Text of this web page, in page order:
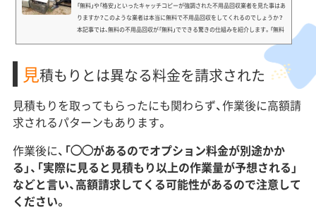
「無料」や「格安」といったキャッチコピーが強調された不用品回収業者を見た事はあ
りますか？このような業者は本当に無料で不用品回収をしてくれるのでしょうか？
本記事では、無料の不用品回収が「無料」でできる驚きの仕組みを紹介します。「無料
悪徳業者です。しかも、「無料で何でも回収します！」、「365日いつでも回収に参りま
す！」など、言葉巧みに騙しています。では、悪徳業者は一体どうやって利益を得てい
るのでしょうか？次に、悪徳業者が...
見積もりとは異なる料金を請求された
見積もりを取ってもらったにも関わらず、作業後に高額請
求されるパターンもあります。
作業後に、 「◯◯があるのでオプション料金が別途かか
る」、「実際に見ると見積もり以上の作業量が予想される」
などと言い、高額請求してくる可能性があるので注意して
ください。